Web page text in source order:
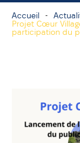
Accueil
Projet Cœur
participation du